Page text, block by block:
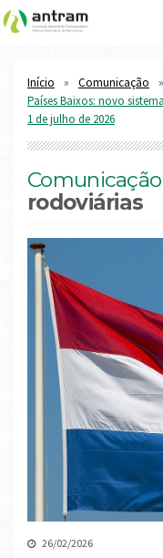
Início Comunicação
Países Baixos: novo
1 de julho de 2026
Comunicação
rodoviárias
26/02/2026